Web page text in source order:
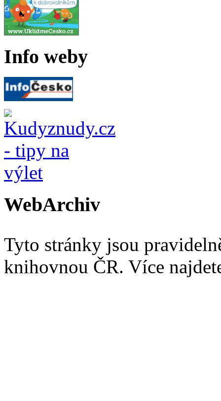
Info weby
WebArchiv
Tyto stránky jsou
knihovnou ČR. Více